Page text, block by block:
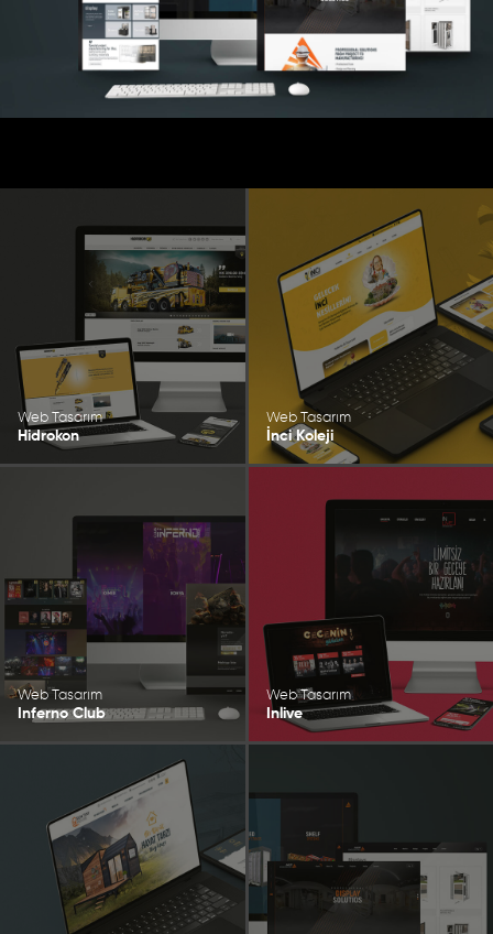
Web Tasarım
Hidrokon
Web Tasarım
İnci Koleji
Web Tasarım
Inferno Club
Web Tasarım
Inlive